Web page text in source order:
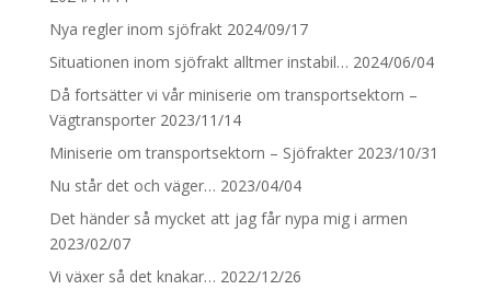
Nya regler inom sjöfrakt 2024/09/17
Situationen inom sjöfrakt alltmer instabil… 2024/06/04
Då fortsätter vi vår miniserie om transportsektorn –
Vägtransporter 2023/11/14
Miniserie om transportsektorn – Sjöfrakter 2023/10/31
Nu står det och väger… 2023/04/04
Det händer så mycket att jag får nypa mig i armen
2023/02/07
Vi växer så det knakar… 2022/12/26